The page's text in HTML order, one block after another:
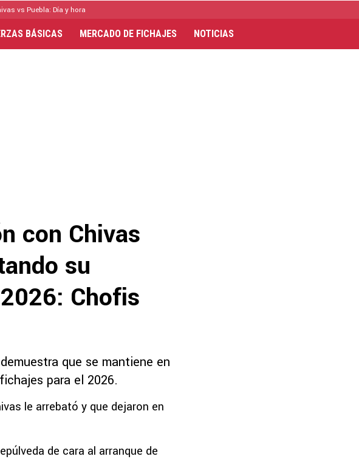
vs Puebla: Día y hora
BÁSICAS MERCADO DE FICHAJES NOTICIAS
con Chivas
su
Chofis
que se mantiene en
para el 2026.
le arrebató y que dejaron en
de cara al arranque de